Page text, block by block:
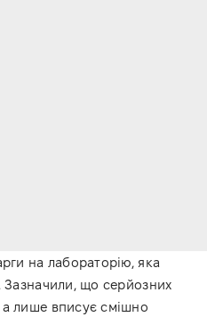
на лабораторію, яка
Зазначили, що серйозних
лише вписує смішно